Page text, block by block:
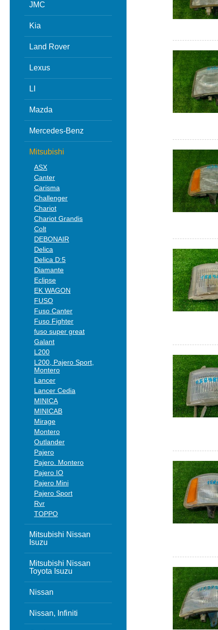
JMC
Kia
Land Rover
Lexus
LI
Mazda
Mercedes-Benz
Mitsubishi
ASX
Canter
Carisma
Challenger
Chariot
Chariot Grandis
Colt
DEBONAIR
Delica
Delica D:5
Diamante
Eclipse
EK WAGON
FUSO
Fuso Canter
Fuso Fighter
fuso super great
Galant
L200
L200, Pajero Sport,
Montero
Lancer
Lancer Cedia
MINICA
MINICAB
Mirage
Montero
Outlander
Pajero
Pajero. Montero
Pajero IO
Pajero Mini
Pajero Sport
Rvr
TOPPO
Mitsubishi Nissan
Isuzu
Mitsubishi Nissan
Toyota Isuzu
Nissan
Nissan, Infiniti